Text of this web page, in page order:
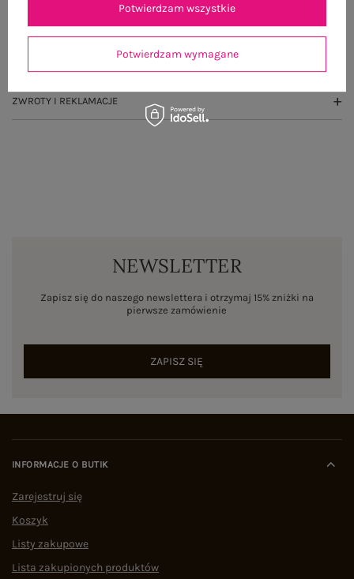
OPINIE O PRODUKCIE (0)
ZWROTY I REKLAMACJE
NEWSLETTER
Zapisz się do naszego newslettera i otrzymaj 15% zniżki na
pierwsze zamówienie
ZAPISZ SIĘ
INFORMACJE O BUTIK
Zarejestruj się
Koszyk
Listy zakupowe
Lista zakupionych produktów
Potwierdzam wymagane
Potwierdzam wszystkie